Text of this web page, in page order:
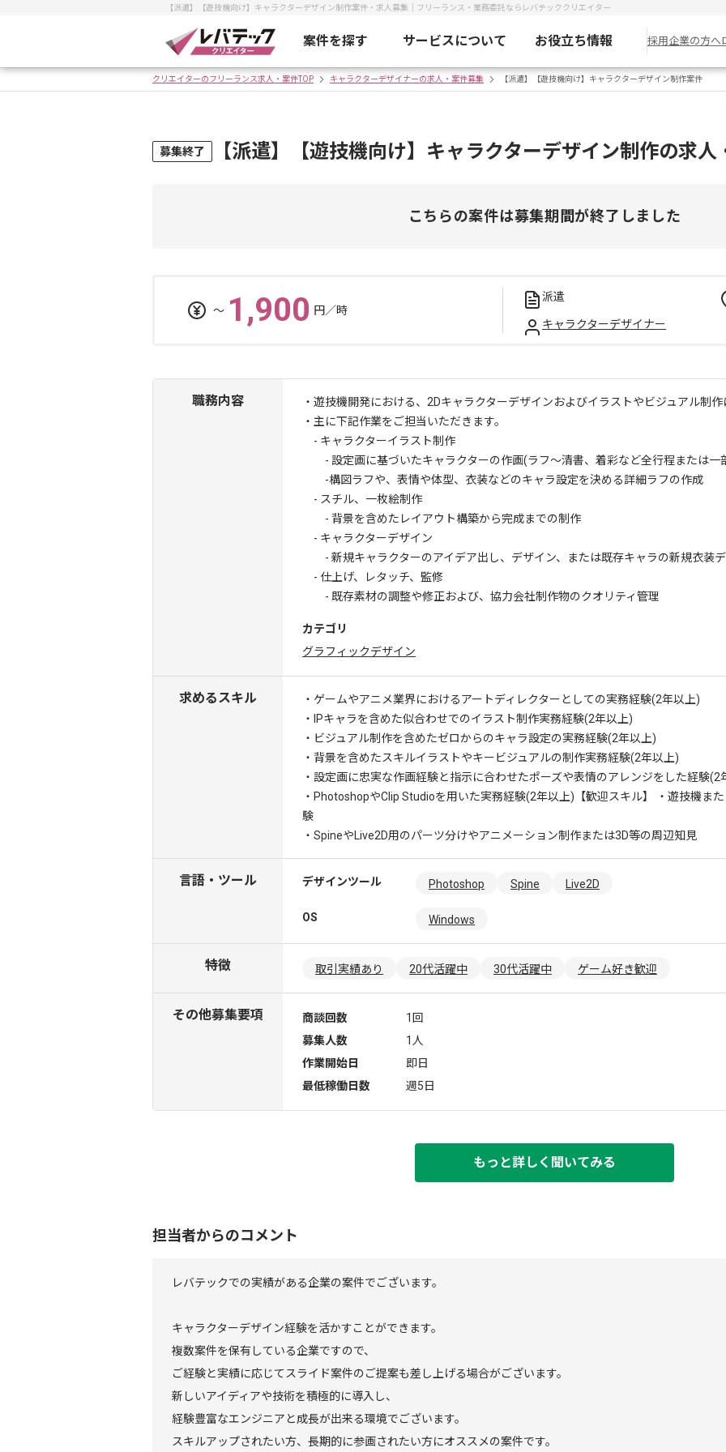
【派遣】【遊技機向け】キャラクターデザイン制作案件・求人募集｜フリーランス・業務委託ならレバテッククリエイター
案件を探す サービスについて お役立ち情報 採用企業の方へ
クリエイターのフリーランス求人・案件TOP キャラクターデザイナーの求人・案件募集 【派遣】【遊技機向け】キャラクターデザイン制作案件
募集終了 【派遣】【遊技機向け】キャラクターデザイン制作の求人
こちらの案件は募集期間が終了しました
〜 1,900 円／時
派遣
キャラクターデザイナー
職務内容
・遊技機開発における、2Dキャラクターデザインおよびイラストやビジュアル制
・主に下記作業をご担当いただきます。
- キャラクターイラスト制作
- 設定画に基づいたキャラクターの作画(ラフ～清書、着彩など全行程または一
-構図ラフや、表情や体型、衣装などのキャラ設定を決める詳細ラフの作成
- スチル、一枚絵制作
- 背景を含めたレイアウト構築から完成までの制作
- キャラクターデザイン
- 新規キャラクターのアイデア出し、デザイン、または既存キャラの新規衣装
- 仕上げ、レタッチ、監修
- 既存素材の調整や修正および、協力会社制作物のクオリティ管理
カテゴリ
グラフィックデザイン
求めるスキル
・ゲームやアニメ業界におけるアートディレクターとしての実務経験(2年以上)
・IPキャラを含めた似合わせでのイラスト制作実務経験(2年以上)
・ビジュアル制作を含めたゼロからのキャラ設定の実務経験(2年以上)
・背景を含めたスキルイラストやキービジュアルの制作実務経験(2年以上)
・設定画に忠実な作画経験と指示に合わせたポーズや表情のアレンジをした経験(2
・PhotoshopやClip Studioを用いた実務経験(2年以上) 【歓迎スキル】 ・遊技機ま
験
・SpineやLive2D用のパーツ分けやアニメーション制作または3D等の周辺知見
言語・ツール デザインツール Photoshop Spine Live2D
OS Windows
特徴 取引実績あり 20代活躍中 30代活躍中 ゲーム好き歓迎
その他募集要項 商談回数
1回
募集人数
1人
作業開始日
即日
最低稼働日数
週5日
もっと詳しく聞いてみる
担当者からのコメント
レバテックでの実績がある企業の案件でございます。
キャラクターデザイン経験を活かすことができます。
複数案件を保有している企業ですので、
ご経験と実績に応じてスライド案件のご提案も差し上げる場合がございます。
新しいアイディアや技術を積極的に導入し、
経験豊富なエンジニアと成長が出来る環境でございます。
スキルアップされたい方、長期的に参画されたい方にオススメの案件です。